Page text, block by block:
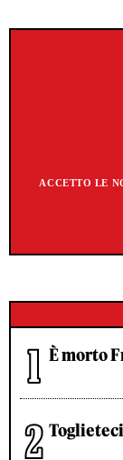
ACCETTO LE
È morto